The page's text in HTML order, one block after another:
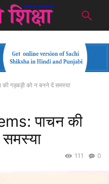
गड़बड़ी को न बनने दें समस्या
पाचन की
0
111